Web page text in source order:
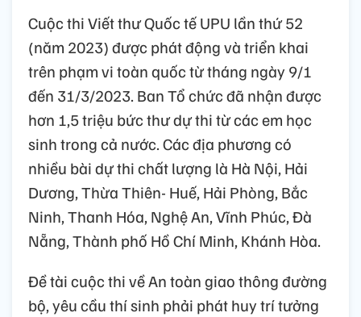
Cuộc thi Viết thư Quốc tế UPU lần thứ 52
(năm 2023) được phát động và triển khai
trên phạm vi toàn quốc từ tháng ngày 9/1
đến 31/3/2023. Ban Tổ chức đã nhận được
hơn 1,5 triệu bức thư dự thi từ các em học
sinh trong cả nước. Các địa phương có
nhiều bài dự thi chất lượng là Hà Nội, Hải
Dương, Thừa Thiên- Huế, Hải Phòng, Bắc
Ninh, Thanh Hóa, Nghệ An, Vĩnh Phúc, Đà
Nẵng, Thành phố Hồ Chí Minh, Khánh Hòa.
Đề tài cuộc thi về An toàn giao thông đường
bộ, yêu cầu thí sinh phải phát huy trí tưởng